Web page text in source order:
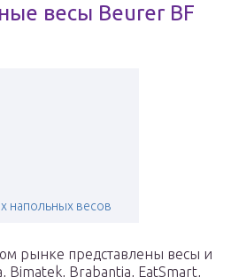
весы Beurer BF
напольных весов
рынке представлены весы и
Bimatek, Brabantia, EatSmart,